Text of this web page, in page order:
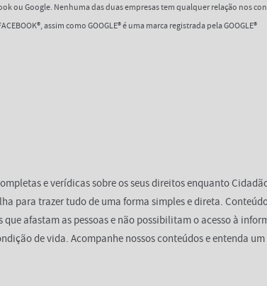
ou Google. Nenhuma das duas empresas tem qualquer relação nos
assim como GOOGLE® é uma marca registrada pela GOOGLE®
e verídicas sobre os seus direitos enquanto
para trazer tudo de uma forma simples e direta.
afastam as pessoas e não possibilitam o acesso à
de vida. Acompanhe nossos conteúdos e entenda um